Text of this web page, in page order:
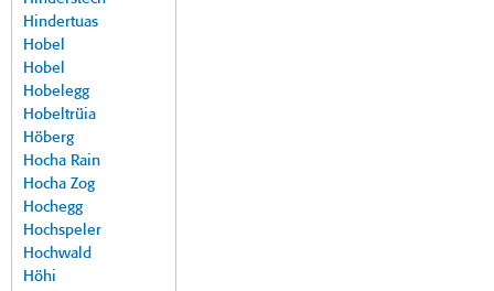
Hindertuas
Hobel
Hobel
Hobelegg
Hobeltrüia
Höberg
Hocha Rain
Hocha Zog
Hochegg
Hochspeler
Hochwald
Höhi